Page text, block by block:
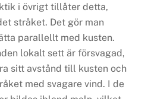
i övrigt tillåter detta,
stråket. Det gör man
parallellt med kusten.
lokalt sett är försvagad,
sitt avstånd till kusten och
med svagare vind. I de